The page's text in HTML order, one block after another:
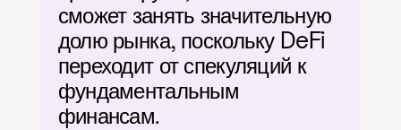
сможет занять значительную
долю рынка, поскольку DeFi
переходит от спекуляций к
фундаментальным
финансам.